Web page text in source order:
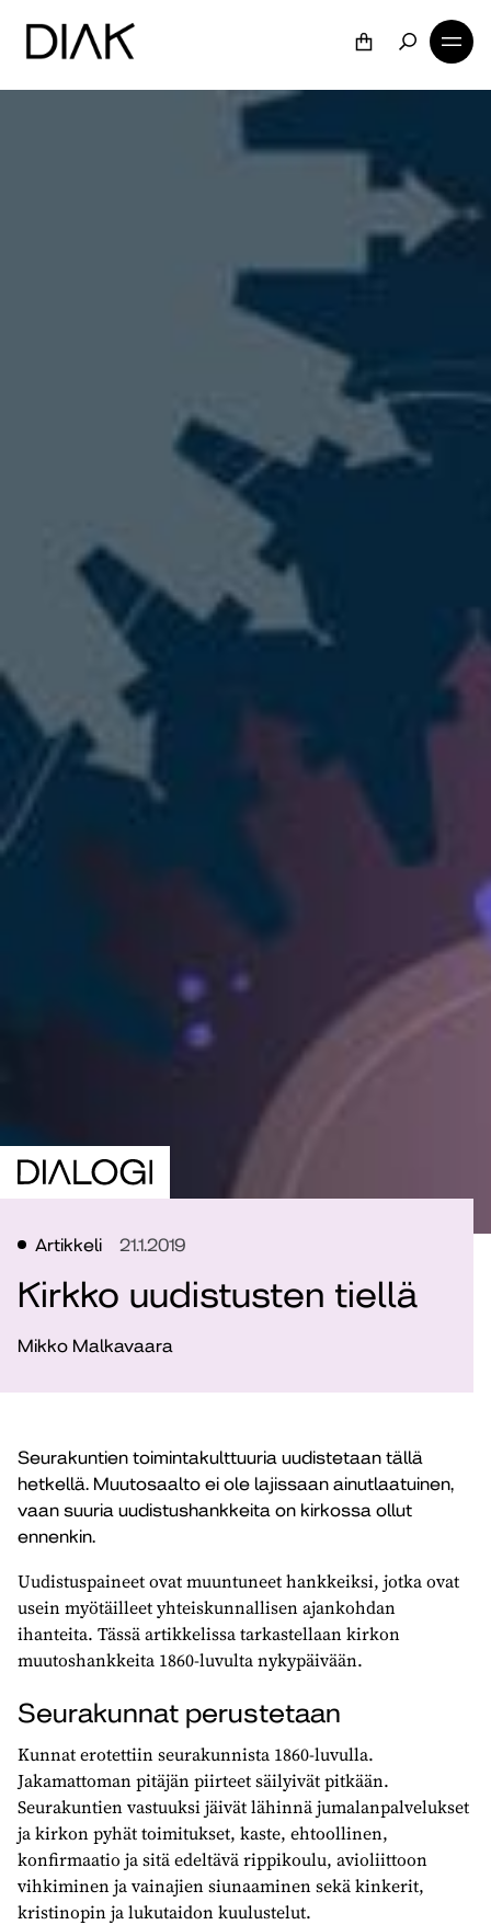
Artikkeli 21.1.2019
Kirkko uudistusten tiellä
Mikko Malkavaara
Seurakuntien toimintakulttuuria uudistetaan tällä
hetkellä. Muutosaalto ei ole lajissaan ainutlaatuinen,
vaan suuria uudistushankkeita on kirkossa ollut
ennenkin.
Uudistuspaineet ovat muuntuneet hankkeiksi, jotka ovat
usein myötäilleet yhteiskunnallisen ajankohdan
ihanteita. Tässä artikkelissa tarkastellaan kirkon
muutoshankkeita 1860-luvulta nykypäivään.
Seurakunnat perustetaan
Kunnat erotettiin seurakunnista 1860-luvulla.
Jakamattoman pitäjän piirteet säilyivät pitkään.
Seurakuntien vastuuksi jäivät lähinnä jumalanpalvelukset
ja kirkon pyhät toimitukset, kaste, ehtoollinen,
konfirmaatio ja sitä edeltävä rippikoulu, avioliittoon
vihkiminen ja vainajien siunaaminen sekä kinkerit,
kristinopin ja lukutaidon kuulustelut.